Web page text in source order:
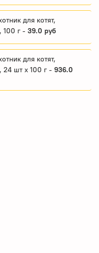
котят,
100 г - 39.0 руб
котят,
24 шт x 100 г - 936.0